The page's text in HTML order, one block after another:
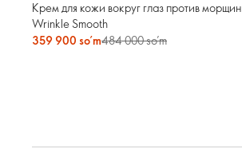
Крем для кожи вокруг глаз против морщин
Wrinkle Smooth
359 900 so’m484 000 so’m